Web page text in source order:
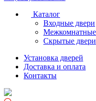
Каталог
Входные двери
Межкомнатные
Скрытые двери
Установка дверей
Доставка и оплата
Контакты